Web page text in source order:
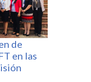
de
en las